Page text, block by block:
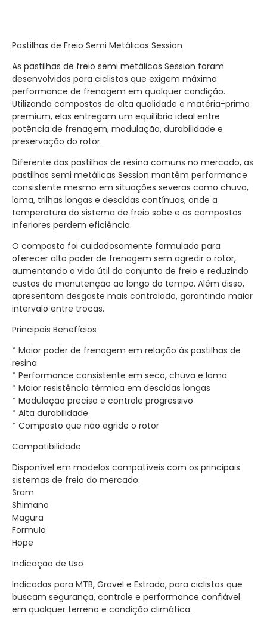
Pastilhas de Freio Semi Metálicas Session
As pastilhas de freio semi metálicas Session foram
desenvolvidas para ciclistas que exigem máxima
performance de frenagem em qualquer condição.
Utilizando compostos de alta qualidade e matéria-prima
premium, elas entregam um equilíbrio ideal entre
potência de frenagem, modulação, durabilidade e
preservação do rotor.
Diferente das pastilhas de resina comuns no mercado, as
pastilhas semi metálicas Session mantêm performance
consistente mesmo em situações severas como chuva,
lama, trilhas longas e descidas contínuas, onde a
temperatura do sistema de freio sobe e os compostos
inferiores perdem eficiência.
O composto foi cuidadosamente formulado para
oferecer alto poder de frenagem sem agredir o rotor,
aumentando a vida útil do conjunto de freio e reduzindo
custos de manutenção ao longo do tempo. Além disso,
apresentam desgaste mais controlado, garantindo maior
intervalo entre trocas.
Principais Benefícios
* Maior poder de frenagem em relação às pastilhas de
resina
* Performance consistente em seco, chuva e lama
* Maior resistência térmica em descidas longas
* Modulação precisa e controle progressivo
* Alta durabilidade
* Composto que não agride o rotor
Compatibilidade
Disponível em modelos compatíveis com os principais
sistemas de freio do mercado:
Sram
Shimano
Magura
Formula
Hope
Indicação de Uso
Indicadas para MTB, Gravel e Estrada, para ciclistas que
buscam segurança, controle e performance confiável
em qualquer terreno e condição climática.